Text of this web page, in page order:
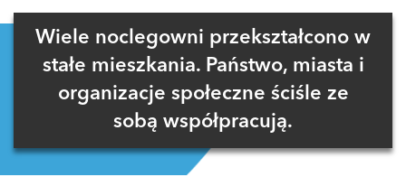
Wiele noclegowni przekształcono w
stałe mieszkania. Państwo, miasta i
organizacje społeczne ściśle ze
sobą współpracują.